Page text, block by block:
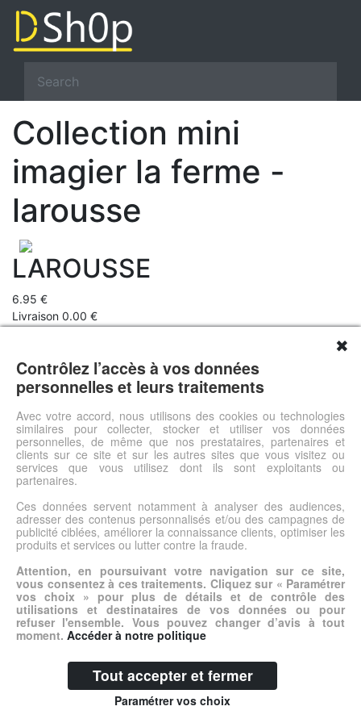
Collection mini
imagier la ferme -
larousse
LAROUSSE
6.95 €
Livraison 0.00 €
Idéal pour les tout-petits !Fermé L: 13,5 cm - l: 13,5 cm.Fermé
L: 13,5 cm - l: 13,5 cm.
Voir l'offre
© DSh0p 2026 -Accueil- Mentions légales
✖
Contrôlez l’accès à vos données
personnelles et leurs traitements
Avec votre accord, nous utilisons des cookies ou technologies
similaires pour collecter, stocker et utiliser vos données
personnelles, de même que nos prestataires, partenaires et
clients sur ce site et sur les autres sites que vous visitez ou
services que vous utilisez dont ils sont exploitants ou
partenaires.
Ces données servent notamment à analyser des audiences,
adresser des contenus personnalisés et/ou des campagnes de
publicité ciblées, améliorer la connaissance clients, optimiser les
produits et services ou lutter contre la fraude.
Attention, en poursuivant votre navigation sur ce site,
vous consentez à ces traitements. Cliquez sur « Paramétrer
vos choix » pour plus de détails et de contrôle des
utilisations et destinataires de vos données ou pour
refuser l'ensemble. Vous pouvez changer d’avis à tout
moment. Accéder à notre politique
Tout accepter et fermer
Paramétrer vos choix